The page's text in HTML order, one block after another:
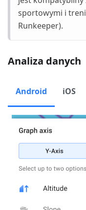
sportowymi i
Runkeeper).
Analiza danych
Android iOS